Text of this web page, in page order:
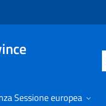
Sessione europea